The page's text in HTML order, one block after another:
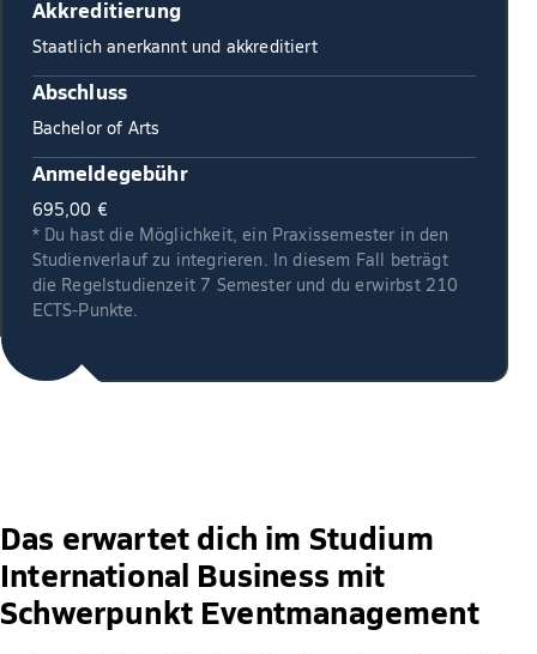
Akkreditierung
Staatlich anerkannt und akkreditiert
Abschluss
Bachelor of Arts
Anmeldegebühr
695,00 €
* Du hast die Möglichkeit, ein Praxissemester in den
Studienverlauf zu integrieren. In diesem Fall beträgt
die Regelstudienzeit 7 Semester und du erwirbst 210
ECTS-Punkte.
Das erwartet dich im Studium
International Business mit
Schwerpunkt Eventmanagement